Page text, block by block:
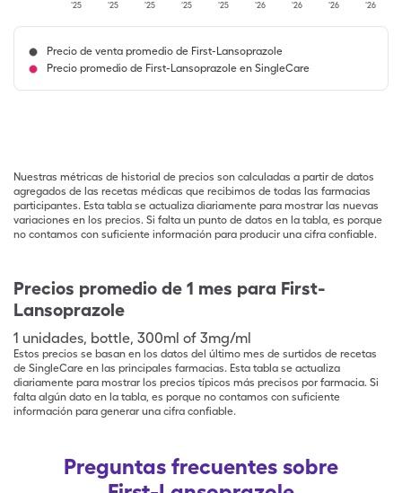
'25 '25 '25 '25 '25 '26 '26 '26 '26
Precio de venta promedio de First-Lansoprazole
Precio promedio de First-Lansoprazole en SingleCare
Nuestras métricas de historial de precios son calculadas a partir de datos
agregados de las recetas médicas que recibimos de todas las farmacias
participantes. Esta tabla se actualiza diariamente para mostrar las nuevas
variaciones en los precios. Si falta un punto de datos en la tabla, es porque
no contamos con suficiente información para producir una cifra confiable.
Precios promedio de 1 mes para First-
Lansoprazole
1 unidades, bottle, 300ml of 3mg/ml
Estos precios se basan en los datos del último mes de surtidos de recetas
de SingleCare en las principales farmacias. Esta tabla se actualiza
diariamente para mostrar los precios típicos más precisos por farmacia. Si
falta algún dato en la tabla, es porque no contamos con suficiente
información para generar una cifra confiable.
Preguntas frecuentes sobre